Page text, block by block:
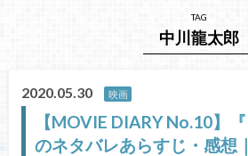
TAG
中川龍太郎
2020.05.30 映画
【MOVIE DIARY No.10】
のネタバレあらすじ・感想